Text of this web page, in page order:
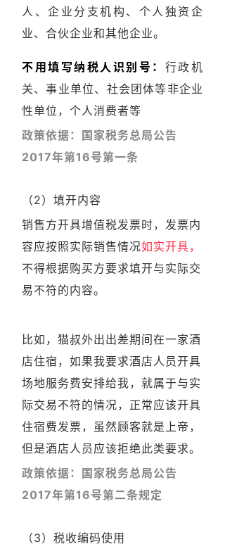
人、企业分支机构、个人独资企
业、合伙企业和其他企业。
不用填写纳税人识别号 ： 行政机
关、事业单位、社会团体等非企业
性单位，个人消费者等
政策依据：
国家税务总局公告
2017年第16号第一条
（2）填开内容
销售方开具增值税发票时，发票内
容应按照实际销售情况如实开具，
不得根据购买方要求填开与实际交
易不符的内容。
比如，猫叔外出出差期间在一家酒
店住宿，如果我要求酒店人员开具
场地服务费安排给我，就属于与实
际交易不符的情况，正常应该开具
住宿费发票，虽然顾客就是上帝，
但是酒店人员应该拒绝此类要求。
政策依据：国家税务总局公告
2017年第16号第二条规定
（3）税收编码使用